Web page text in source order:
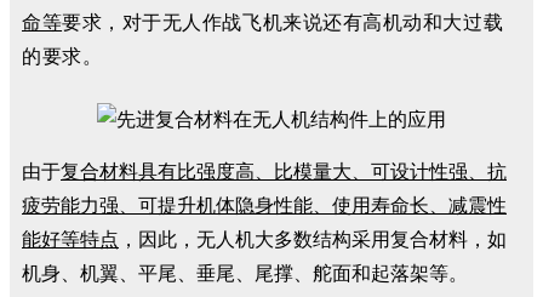
命等要求，对于无人作战飞机来说还有高机动和大过载
的要求。
由于复合材料具有比强度高、比模量大、可设计性强、抗
疲劳能力强、可提升机体隐身性能、使用寿命长、减震性
能好等特点 ，因此，无人机大多数结构采用复合材料，如
机身、机翼、平尾、垂尾、尾撑、舵面和起落架等。